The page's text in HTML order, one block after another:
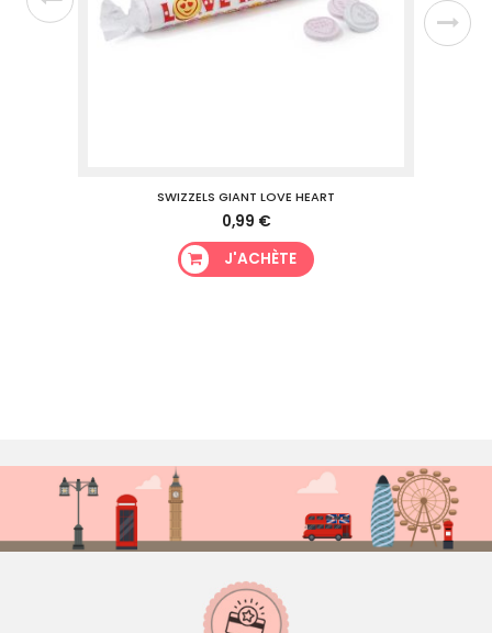
SWIZZELS GIANT LOVE HEART
0,99 €
J'ACHÈTE